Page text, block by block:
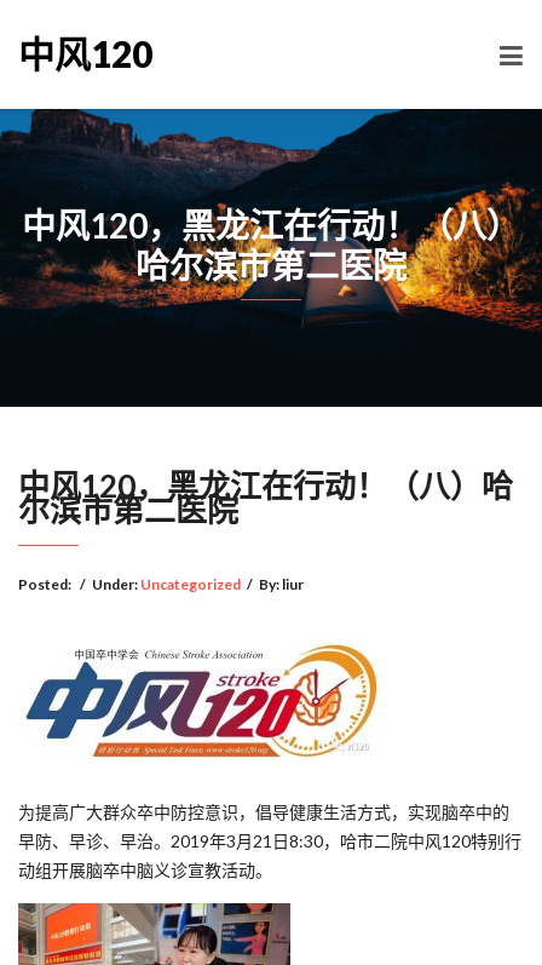
中风120
中风120，黑龙江在行动！（八）
哈尔滨市第二医院
中风120，黑龙江在行动！（八）哈
尔滨市第二医院
Posted: / Under: Uncategorized / By: liur
为提高广大群众卒中防控意识，倡导健康生活方式，实现脑卒中的
早防、早诊、早治。2019年3月21日8:30，哈市二院中风120特别行
动组开展脑卒中脑义诊宣教活动。